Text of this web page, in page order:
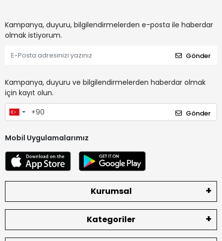
Kampanya, duyuru, bilgilendirmelerden e-posta ile haberdar
olmak istiyorum.
Gönder
Kampanya, duyuru ve bilgilendirmelerden haberdar olmak
için kayıt olun.
Gönder
Mobil Uygulamalarımız
Kurumsal
Kategoriler